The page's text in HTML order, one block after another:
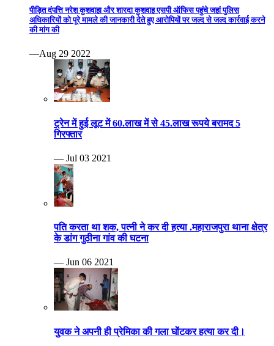
पीड़ित दंपत्ति नरेश कुशवाहा और शारदा कुशवाह एसपी ऑफिस पहुंचे जहां पुलिस
अधिकारियों को पूरे मामले की जानकारी देते हुए आरोपियों पर जल्द से जल्द कार्रवाई करने
की मांग की
—Aug 29 2022
ट्रेन में हुई लूट में 60.लाख में से 45.लाख रूपये बरामद 5
गिरफ्तार
— Jul 03 2021
पति करता था शक, पत्नी ने कर दी हत्या .महाराजपुरा थाना क्षेत्र
के डांग गुठीना गांव की घटना
— Jun 06 2021
युवक ने अपनी ही प्रेमिका की गला घोंटकर हत्या कर दी।